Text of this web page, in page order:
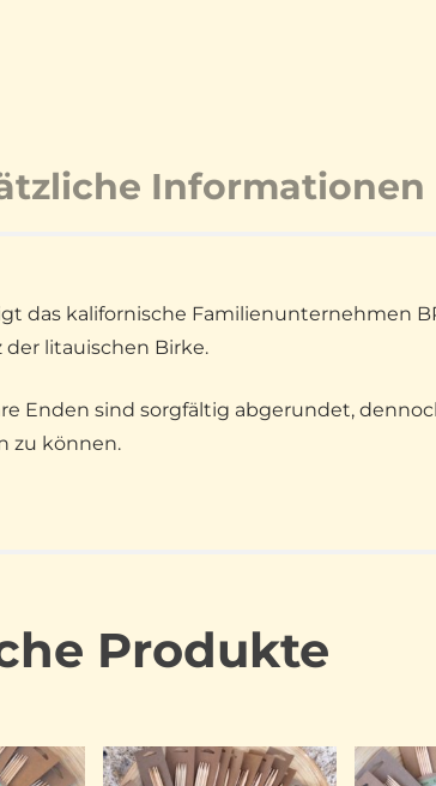
Informationen
das kalifornische Familienunternehmen
der litauischen Birke.
Enden sind sorgfältig abgerundet,
zu können.
Produkte